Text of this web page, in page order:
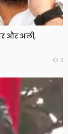
और अली,
3